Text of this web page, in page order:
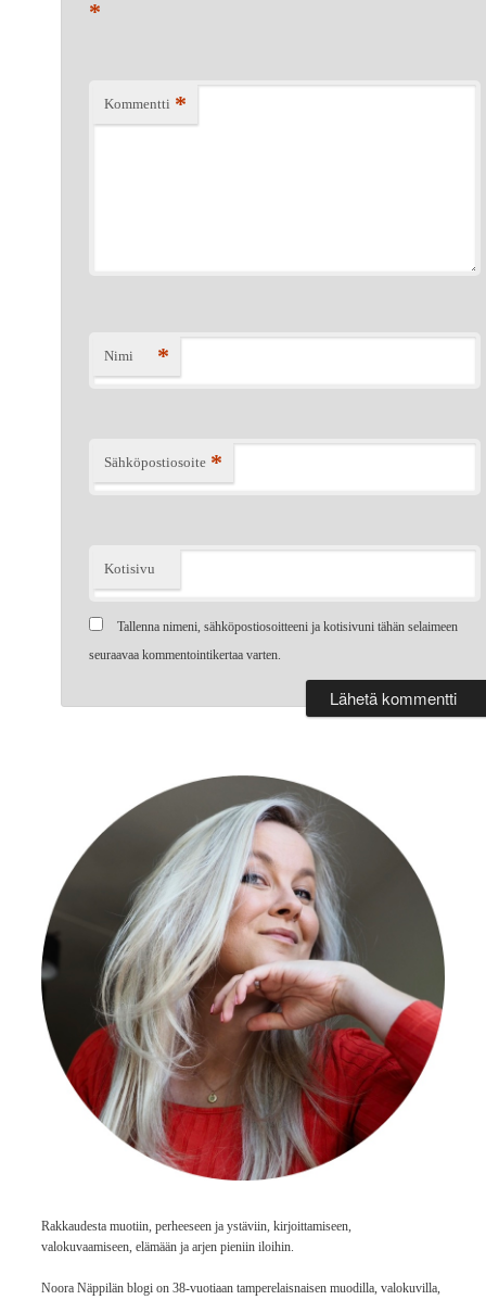
*
Kommentti *
Nimi *
Sähköpostiosoite *
Kotisivu
Tallenna nimeni, sähköpostiosoitteeni ja kotisivuni tähän selaimeen
seuraavaa kommentointikertaa varten.
Rakkaudesta muotiin, perheeseen ja ystäviin, kirjoittamiseen,
valokuvaamiseen, elämään ja arjen pieniin iloihin.
Noora Näppilän blogi on 38-vuotiaan tamperelaisnaisen muodilla, valokuvilla,